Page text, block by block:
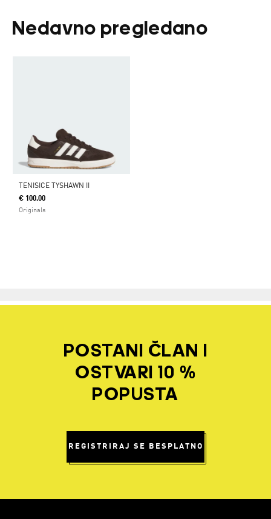
Nedavno pregledano
TENISICE TYSHAWN II
€ 100.00
Originals
POSTANI ČLAN I
OSTVARI 10 %
POPUSTA
REGISTRIRAJ SE BESPLATNO